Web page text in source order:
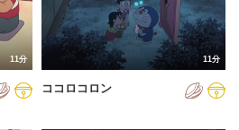
11分 11分
ココロコロン